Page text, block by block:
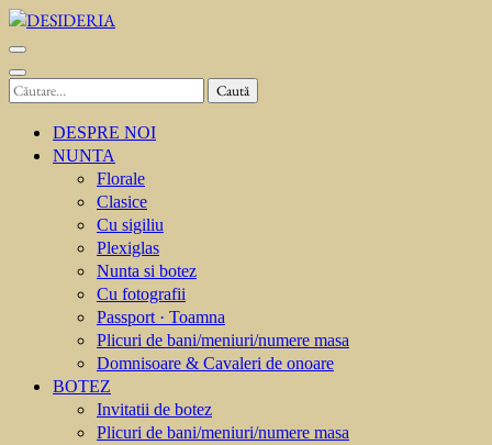
Sari
la
conținut
(apasă
Caută
DESPRE NOI
NUNTA
Florale
Clasice
Cu sigiliu
Plexiglas
Nunta si botez
Cu fotografii
Passport · Toamna
Plicuri de bani/meniuri/numere masa
Domnisoare & Cavaleri de onoare
BOTEZ
Invitatii de botez
Plicuri de bani/meniuri/numere masa